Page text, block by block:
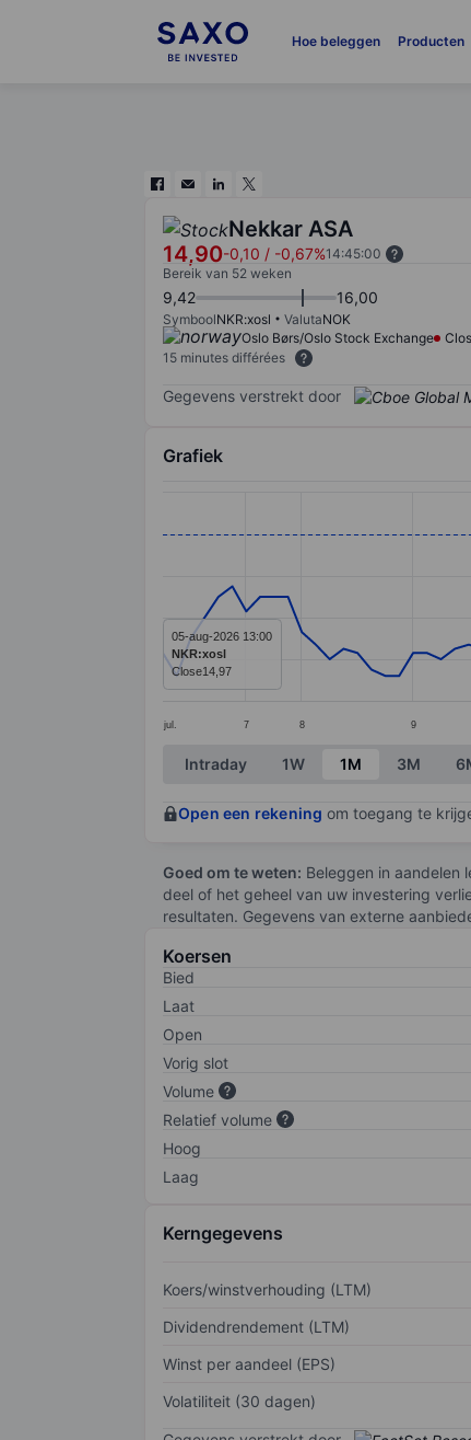
Hoe beleggen Producten
Nekkar ASA
14,90-0,10 / -0,67%14:45:00
Bereik van 52 weken
9,42 16,00
SymboolNKR:xosl ValutaNOK
Oslo Børs/Oslo Stock Exchange
15 minutes différées
Gegevens verstrekt door
Grafiek
The chart has 1 Y axis displaying
jul. 7 8 9
05-aug-2026 13:00
NKR:xosl
Close14,97
End of interactive chart.
Intraday 1W 1M 3M
Open een rekening om toegang te
Goed om te weten: Beleggen in aandelen
deel of het geheel van uw investering
resultaten. Gegevens van externe
Koersen
Bied
Laat
Open
Vorig slot
Volume
Relatief volume
Hoog
Laag
Kerngegevens
Koers/winstverhouding (LTM)
Dividendrendement (LTM)
Winst per aandeel (EPS)
Volatiliteit (30 dagen)